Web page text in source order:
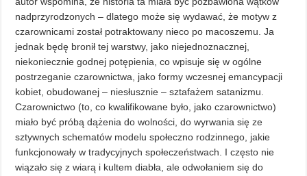
nadprzyrodzonych – dlatego może się wydawać, że motyw z
czarownicami został potraktowany nieco po macoszemu. Ja
jednak będę bronił tej warstwy, jako niejednoznacznej,
niekoniecznie godnej potępienia, co wpisuje się w ogólne
postrzeganie czarownictwa, jako formy wczesnej emancypacji
kobiet, obudowanej – niesłusznie – sztafażem satanizmu.
Czarownictwo (to, co kwalifikowane było, jako czarownictwo)
miało być próbą dążenia do wolności, do wyrwania się ze
sztywnych schematów modelu społeczno rodzinnego, jakie
funkcjonowały w tradycyjnych społeczeństwach. I często nie
wiązało się z wiarą i kultem diabła, ale odwołaniem się do